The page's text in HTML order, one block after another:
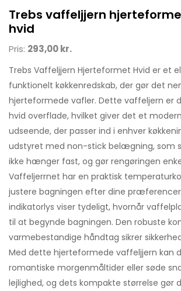
Trebs vaffeljjern
hvid
Pris: 293,00 kr.
Trebs Vaffeljjern Hjerteformet Hvid er et
funktionelt køkkenredskab, der gør det
hjerteformede vafler. Dette vaffeljern er
hvid overflade, hvilket giver det et
udseende, der passer ind i enhver
udstyret med non-stick belægning, som
ikke hænger fast, og gør rengøringen
Vaffeljerrnet har en praktisk
justere bagningen efter dine
indikatorlys viser tydeligt, hvornår
til at begynde bagningen. Den robuste
varmebestandige håndtag sikrer
Med dette hjerteformede vaffeljjern kan
romantiske morgenmåltider eller søde
lejlighed, og dets kompakte størrelse gør